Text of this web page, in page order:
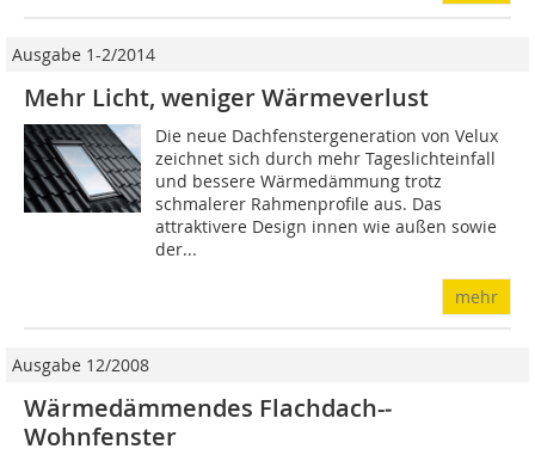
Ausgabe 1-2/2014
Mehr Licht, weniger Wärmeverlust
Die neue Dachfenstergeneration von Velux
zeichnet sich durch mehr Tageslichteinfall
und bessere Wärmedämmung trotz
schmalerer Rahmenprofile aus. Das
attraktivere Design innen wie außen sowie
der...
mehr
Ausgabe 12/2008
Wärmedämmendes Flachdach-­
Wohnfenster